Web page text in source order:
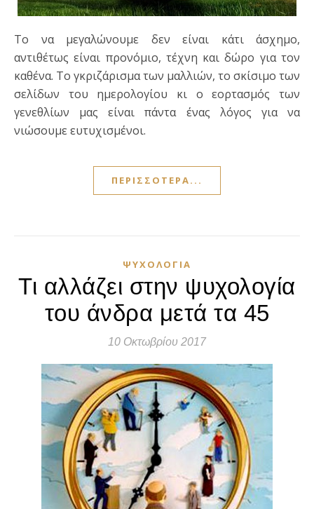
Το να μεγαλώνουμε δεν είναι κάτι άσχημο,
αντιθέτως είναι προνόμιο, τέχνη και δώρο για τον
καθένα. Το γκριζάρισμα των μαλλιών, το σκίσιμο των
σελίδων του ημερολογίου κι ο εορτασμός των
γενεθλίων μας είναι πάντα ένας λόγος για να
νιώσουμε ευτυχισμένοι.
ΠΕΡΙΣΣΌΤΕΡΑ...
ΨΥΧΟΛΟΓΊΑ
Τι αλλάζει στην ψυχολογία
του άνδρα μετά τα 45
10 Οκτωβρίου 2017